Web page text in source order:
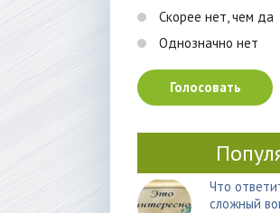
Скорее нет, чем да
Однозначно нет
Голосовать
Что
сложный